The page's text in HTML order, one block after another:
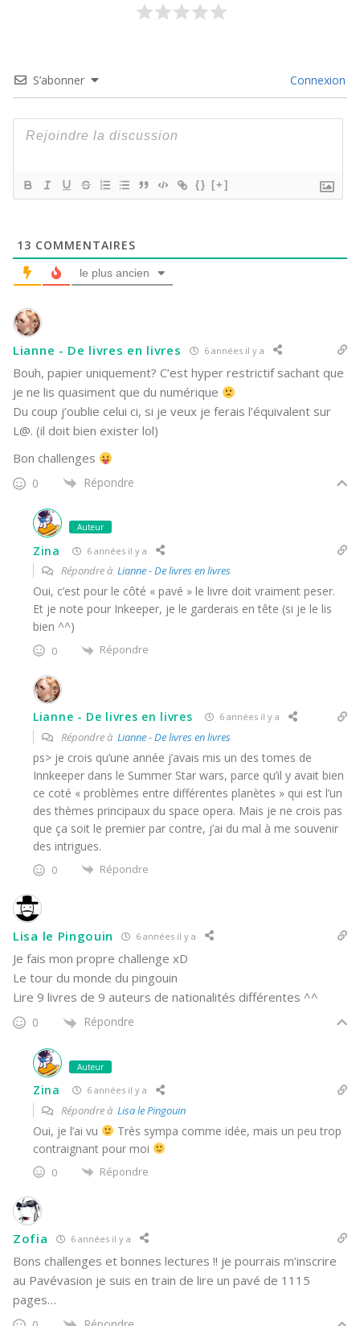
S’abonner Connexion
{} [+]
13 COMMENTAIRES
le plus ancien
Lianne - De livres en livres 6 années il y a
Bouh, papier uniquement? C’est hyper restrictif sachant que
je ne lis quasiment que du numérique
Du coup j’oublie celui ci, si je veux je ferais l’équivalent sur
L@. (il doit bien exister lol)
Bon challenges
0 Répondre
Auteur
Zina 6 années il y a
Répondre à Lianne - De livres en livres
Oui, c’est pour le côté « pavé » le livre doit vraiment peser.
Et je note pour Inkeeper, je le garderais en tête (si je le lis
bien ^^)
0 Répondre
Lianne - De livres en livres 6 années il y a
Répondre à Lianne - De livres en livres
ps> je crois qu’une année j’avais mis un des tomes de
Innkeeper dans le Summer Star wars, parce qu’il y avait bien
ce coté « problèmes entre différentes planètes » qui est l’un
des thèmes principaux du space opera. Mais je ne crois pas
que ça soit le premier par contre, j’ai du mal à me souvenir
des intrigues.
0 Répondre
Lisa le Pingouin 6 années il y a
Je fais mon propre challenge xD
Le tour du monde du pingouin
Lire 9 livres de 9 auteurs de nationalités différentes ^^
0 Répondre
Auteur
Zina 6 années il y a
Répondre à Lisa le Pingouin
Oui, je l’ai vu
Très sympa comme idée, mais un peu trop
contraignant pour moi
0 Répondre
Zofia 6 années il y a
Bons challenges et bonnes lectures !! je pourrais m’inscrire
au Pavévasion je suis en train de lire un pavé de 1115
pages…